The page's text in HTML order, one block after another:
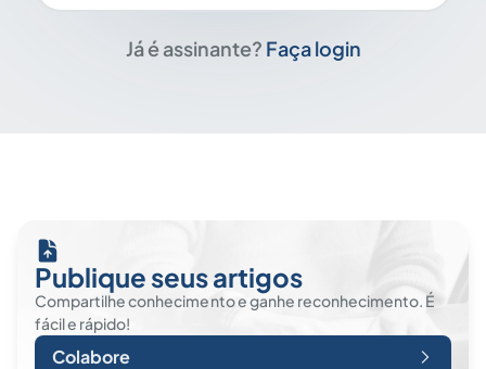
Já é assinante? Faça login
Publique seus artigos
Compartilhe conhecimento e ganhe reconhecimento. É
fácil e rápido!
Colabore